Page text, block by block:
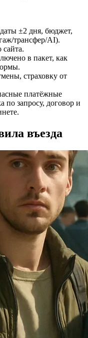
±2 дня, бюджет,
трансфер/AI).
в пакет, как
страховку от
платёжные
по запросу, договор и
въезда